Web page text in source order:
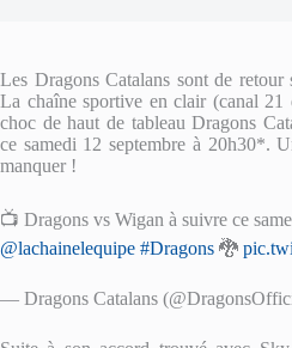
Les Dragons Catalans sont de
La chaîne sportive en clair (canal
choc de haut de tableau Dragons
ce samedi 12 septembre à 20h30*.
manquer !
📺 Dragons vs Wigan à suivre ce
@lachainelequipe #Dragons 🐉
— Dragons Catalans